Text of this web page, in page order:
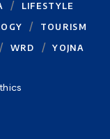
LIFESTYLE
TOURISM
WRD
YOJNA